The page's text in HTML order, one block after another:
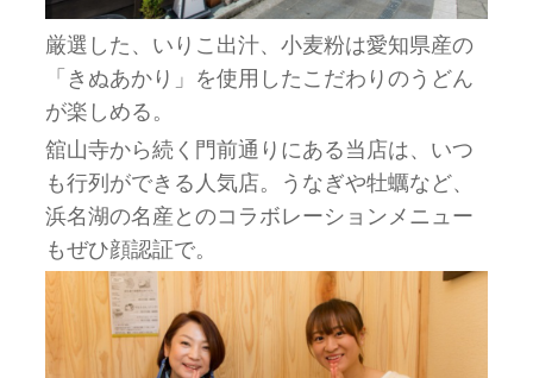
厳選した、いりこ出汁、小麦粉は愛知県産の
「きぬあかり」を使用したこだわりのうどん
が楽しめる。
舘山寺から続く門前通りにある当店は、いつ
も行列ができる人気店。うなぎや牡蠣など、
浜名湖の名産とのコラボレーションメニュー
もぜひ顔認証で。